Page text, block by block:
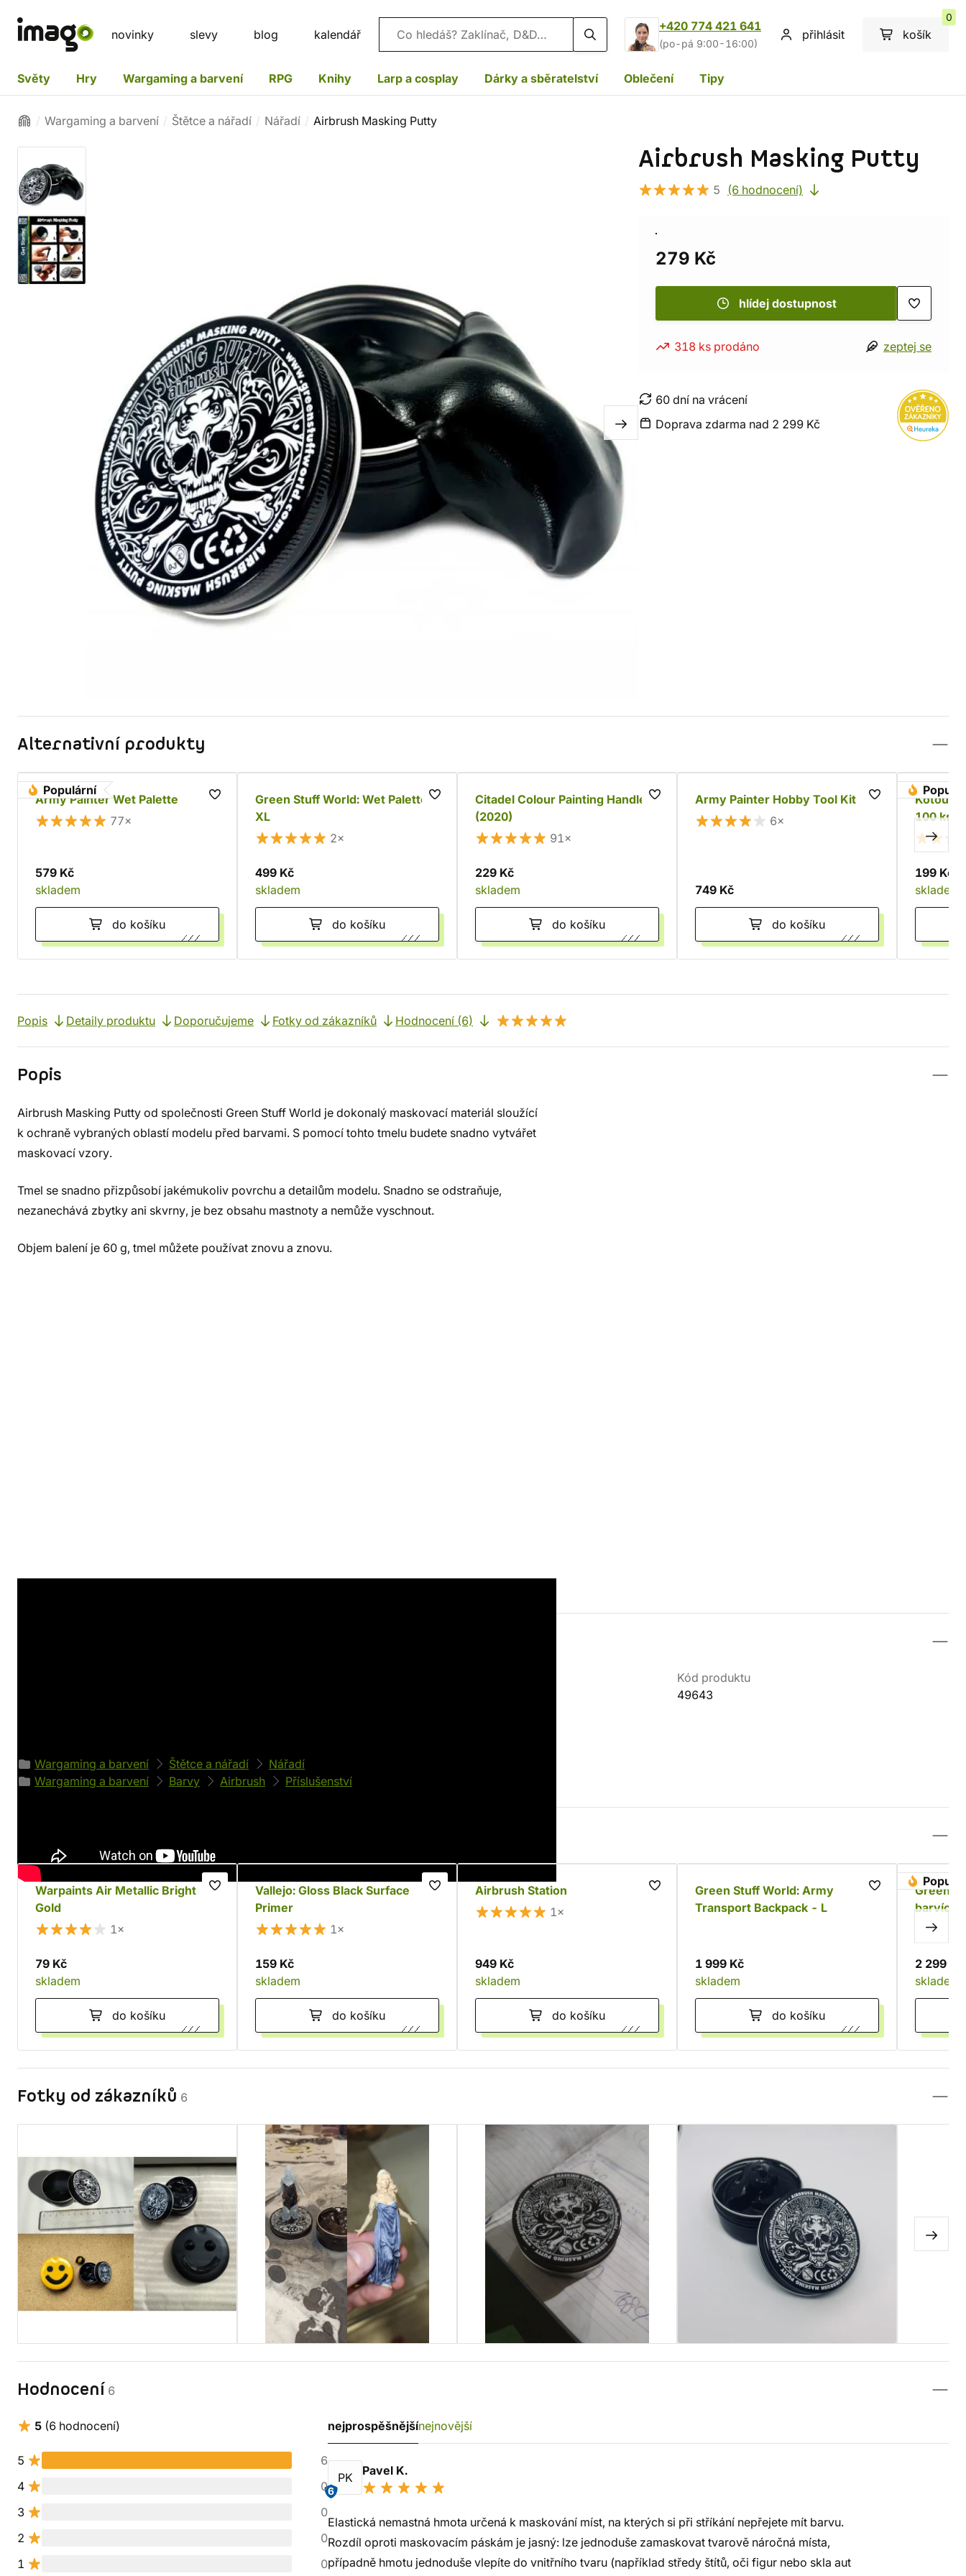
novinky slevy blog kalendář Vyhledávání
+420 774 421 641
(po-pá 9:00-16:00)
přihlásit košík
0
Světy Hry Wargaming a barvení RPG Knihy Larp a cosplay Dárky a sběratelství Oblečení Tipy
Wargaming a barvení Štětce a nářadí Nářadí Airbrush Masking Putty
Airbrush Masking Putty
5 (6 hodnocení)
279 Kč
hlídej dostupnost
318 ks prodáno zeptej se
60 dní na vrácení
Doprava zdarma nad 2 299 Kč
Alternativní produkty
Populární
Army Painter Wet Palette
77×
579 Kč
skladem
do košíku
Green Stuff World: Wet Palette
XL
2×
499 Kč
skladem
do košíku
Citadel Colour Painting Handle
(2020)
91×
229 Kč
skladem
do košíku
Army Painter Hobby Tool Kit
6×
749 Kč
do košíku
100 ks
199 Kč
skladem
Popis Detaily produktu Doporučujeme Fotky od zákazníků Hodnocení (6)
Popis
Airbrush Masking Putty od společnosti Green Stuff World je dokonalý maskovací materiál sloužící
k ochraně vybraných oblastí modelu před barvami. S pomocí tohto tmelu budete snadno vytvářet
maskovací vzory.
Tmel se snadno přizpůsobí jakémukoliv povrchu a detailům modelu. Snadno se odstraňuje,
nezanechává zbytky ani skvrny, je bez obsahu mastnoty a nemůže vyschnout.
Objem balení je 60 g, tmel můžete používat znovu a znovu.
Kód produktu
49643
Wargaming a barvení
Štětce a nářadí
Nářadí
Wargaming a barvení
Barvy Airbrush Příslušenství
Warpaints Air Metallic Bright
Gold
1×
79 Kč
skladem
do košíku
Vallejo: Gloss Black Surface
Primer
1×
159 Kč
skladem
do košíku
Airbrush Station
1×
949 Kč
skladem
do košíku
Green Stuff World: Army
Transport Backpack - L
1 999 Kč
skladem
do košíku
Green
barvící
2 299 Kč
skladem
Fotky od zákazníků 6
Hodnocení 6
5 (6 hodnocení)
5
6
4
0
3
0
2
0
1
0
nejprospěšnějšínejnovější
PK
6
Pavel K.
Elastická nemastná hmota určená k maskování míst, na kterých si při stříkání nepřejete mít barvu.
Rozdíl oproti maskovacím páskám je jasný: lze jednoduše zamaskovat tvarově náročná místa,
případně hmotu jednoduše vlepíte do vnitřního tvaru (například středy štítů, oči figur nebo skla aut